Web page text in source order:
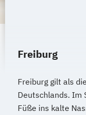
Freiburg
Freiburg gilt als
Deutschlands. Im
Füße ins kalte